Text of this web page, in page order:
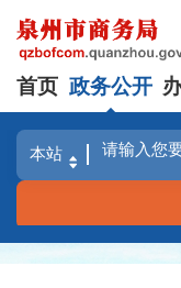
首页 政务公开